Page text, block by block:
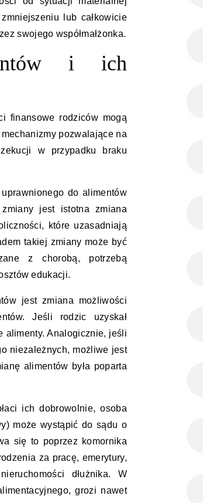
lub całkowicie
swojego współmałżonka.
i ich
finansowe rodziców mogą
pozwalające na
w przypadku braku
do alimentów
jest istotna zmiana
które uzasadniają
takiej zmiany może być
z chorobą, potrzebą
edukacji.
jest zmiana możliwości
Jeśli rodzic uzyskał
alimenty. Analogicznie, jeśli
niezależnych, możliwe jest
alimentów była poparta
ich dobrowolnie, osoba
może wystąpić do sądu o
się to poprzez komornika
za pracę, emerytury,
dłużnika. W
grozi nawet